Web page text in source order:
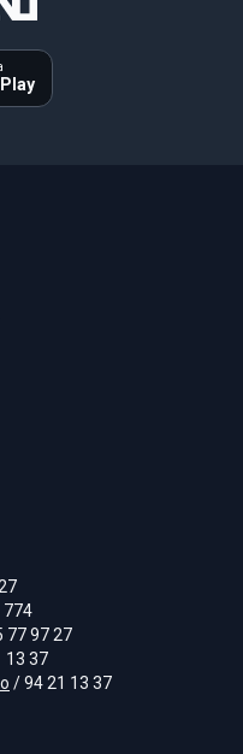
774
77 97 27
13 37
/ 94 21 13 37